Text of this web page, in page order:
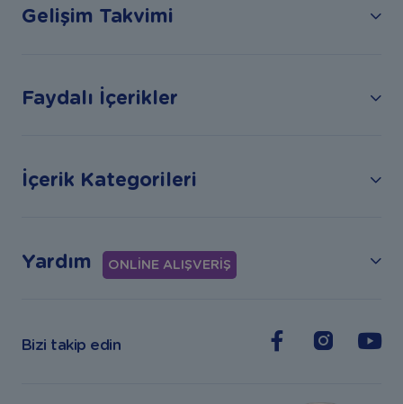
Gelişim Takvimi
Faydalı İçerikler
İçerik Kategorileri
Yardım ONLİNE ALIŞVERİŞ
Bizi takip edin